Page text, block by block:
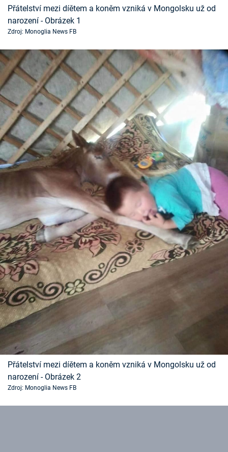
Časopis
Sledujte prima+
Přihlášení
Sledujte nás
Přátelství mezi díětem a koněm vzniká v Mongolsku už od
narození - Obrázek 1
Zdroj: Monoglia News FB
Přátelství mezi díětem a koněm vzniká v Mongolsku už od
narození - Obrázek 2
Zdroj: Monoglia News FB